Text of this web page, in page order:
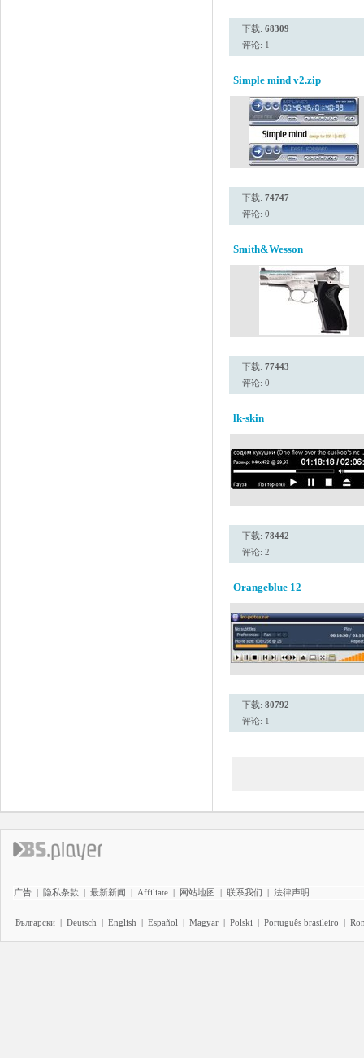
下载: 68309
评论: 1
Simple mind v2.zip
下载: 74747
评论: 0
Smith&Wesson
下载: 77443
评论: 0
lk-skin
下载: 78442
评论: 2
Orangeblue 12
下载: 80792
评论: 1
广告 | 隐私条款 | 最新新闻 | Affiliate | 网站地图 | 联系我们 | 法律声明
Български | Deutsch | English | Español | Magyar | Polski | Português brasileiro |